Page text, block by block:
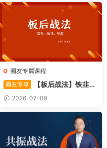
圈友专属课程
圈友专享
【板后战法】铁韭菜
板后强势战法
2026-07-09